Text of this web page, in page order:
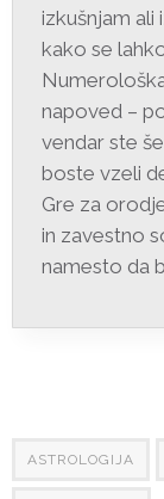
izkušnjam ali
kako se
napoved –
vendar ste
boste vzeli
Gre za
in zavestno
namesto da
ASTROLOGIJA